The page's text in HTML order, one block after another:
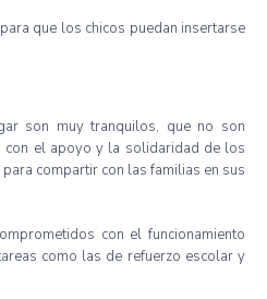
que los chicos puedan insertarse
son muy tranquilos, que no son
con el apoyo y la solidaridad de los
compartir con las familias en sus
con el funcionamiento
como las de refuerzo escolar y